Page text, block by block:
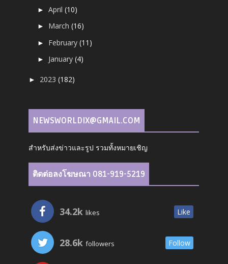
►April(10)
► March(16)
► February(11)
► January(4)
► 2023(182)
NEWSWORLDIX@GMAIL.COM
สำหรับส่งข่าวและรูป รวมทั้งหมายเชิญ
ติดต่อลงโฆษณา 081-919-5219
34.2k likes Like
28.6k followers Follow